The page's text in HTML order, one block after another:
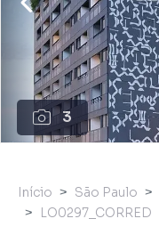
3
Início São Paulo
LO0297_CORRED